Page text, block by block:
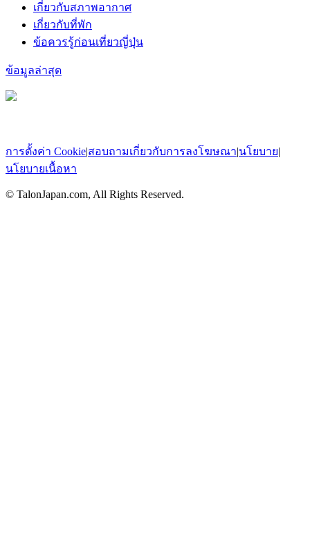
เกี่ยวกับสภาพอากาศ
เกี่ยวกับที่พัก
ข้อควรรู้ก่อนเที่ยวญี่ปุ่น
ข้อมูลล่าสุด
การตั้งค่า Cookie|สอบถามเกี่ยวกับการลงโฆษณา|นโยบาย|
นโยบายเนื้อหา
© TalonJapan.com, All Rights Reserved.